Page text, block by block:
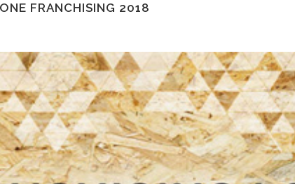
FRANCHISING 2018